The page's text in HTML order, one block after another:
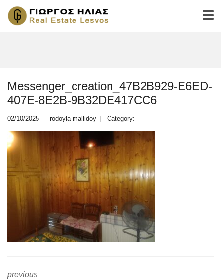
Messenger_creation_47B2B929-E6ED-
407E-8E2B-9B32DE417CC6
02/10/2025 rodoyla mallidoy Category:
previous